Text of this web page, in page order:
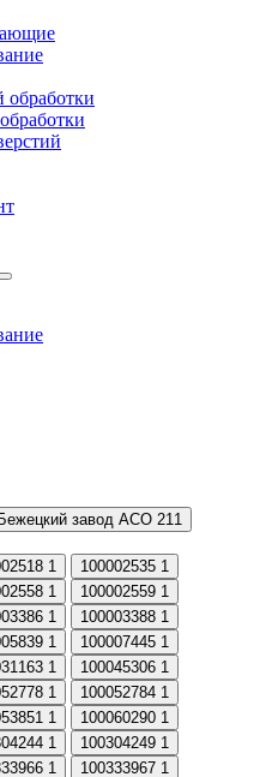
обработки
Бежецкий завод АСО 211
1 100002535 1
1 100002559 1
1 100003388 1
1 100007445 1
1 100045306 1
1 100052784 1
1 100060290 1
1 100304249 1
1 100333967 1